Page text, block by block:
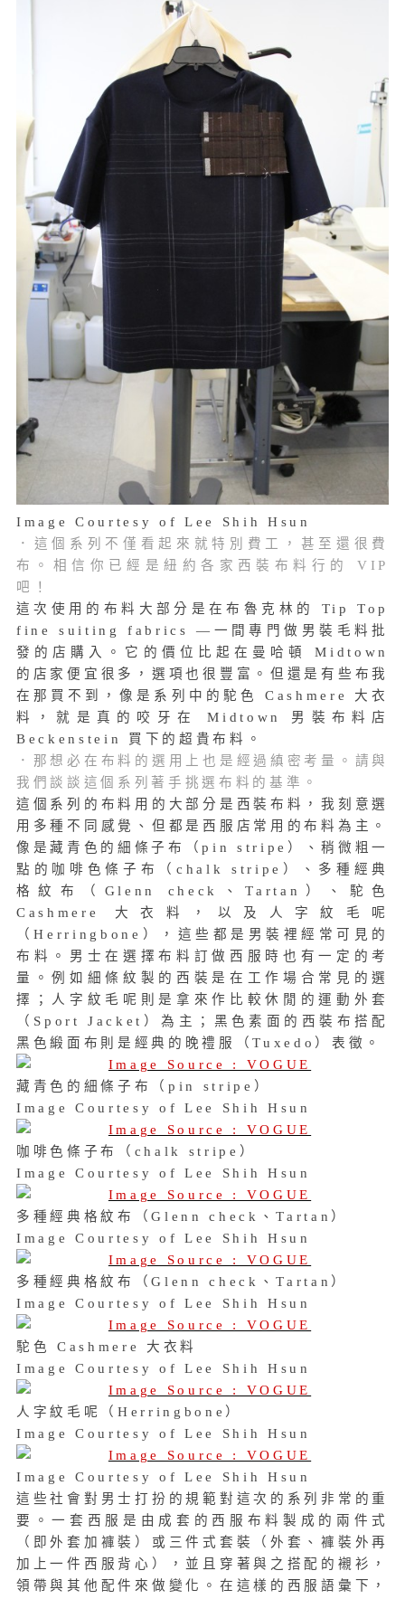
Image Courtesy of Lee Shih Hsun
．這個系列不僅看起來就特別費工，甚至還很費
布。相信你已經是紐約各家西裝布料行的 VIP
吧！
這次使用的布料大部分是在布魯克林 的 Tip Top
fine suiting fabrics — 一間專門做男裝毛料批
發的店購入。它的價位比起在曼哈頓 Midtown
的店家便宜很多，選項也很豐富。但還是有些布我
在那買不到，像是系列中的駝色 Cashmere 大衣
料，就是真的咬牙在 Midtown 男裝布料店
Beckenstein 買下的超貴布料。
．那想必在布料的選用上也是經過縝密考量。請與
我們談談這個系列著手挑選布料的基準。
這個系列的布料用的大部分是西裝布料，我刻意選
用多種不同感覺、但都是西服店常用的布料為主。
像是藏青色的細條子布（pin stripe）、稍微粗一
點的咖啡色條子布（chalk stripe）、多種經典
格紋布（Glenn check、Tartan）、駝色
Cashmere 大衣料，以及人字紋毛呢
（Herringbone），這些都是男裝裡經常可見的
布料。男士在選擇布料訂做西服時也有一定的考
量。例如細條紋製的西裝是在工作場合常見的選
擇；人字紋毛呢則是拿來作比較休閒的運動外套
（Sport Jacket）為主；黑色素面的西裝布搭配
黑色緞面布則是經典的晚禮服（Tuxedo）表徵。
藏青色的細條子布（pin stripe）
Image Courtesy of Lee Shih Hsun
咖啡色條子布（chalk stripe）
Image Courtesy of Lee Shih Hsun
多種經典格紋布（Glenn check、Tartan）
Image Courtesy of Lee Shih Hsun
多種經典格紋布（Glenn check、Tartan）
Image Courtesy of Lee Shih Hsun
駝色 Cashmere 大衣料
Image Courtesy of Lee Shih Hsun
人字紋毛呢（Herringbone）
Image Courtesy of Lee Shih Hsun
Image Courtesy of Lee Shih Hsun
這些社會對男士打扮的規範對這次的系列非常的重
要。一套西服是由成套的西服布料製成的兩件式
（即外套加褲裝）或三件式套裝（外套、褲裝外再
加上一件西服背心），並且穿著與之搭配的襯衫，
領帶與其他配件來做變化。在這樣的西服語彙下，